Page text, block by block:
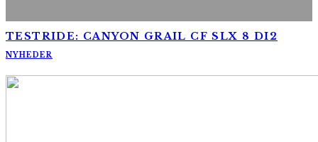
TESTRIDE: CANYON GRAIL CF SLX 8 DI2
NYHEDER